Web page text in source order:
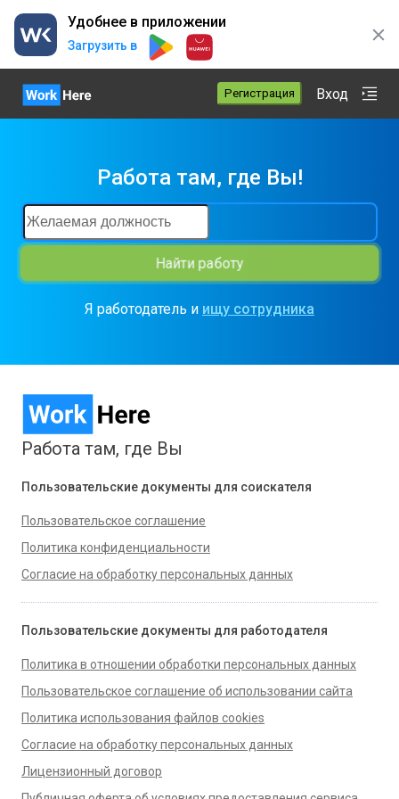
Удобнее в приложении
Загрузить в
Регистрация Вход
Работа там, где Вы!
Найти работу
Я работодатель и ищу сотрудника
Работа там, где Вы
Пользовательские документы для соискателя
Пользовательское соглашение
Политика конфиденциальности
Согласие на обработку персональных данных
Пользовательские документы для работодателя
Политика в отношении обработки персональных данных
Пользовательское соглашение об использовании сайта
Политика использования файлов cookies
Согласие на обработку персональных данных
Лицензионный договор